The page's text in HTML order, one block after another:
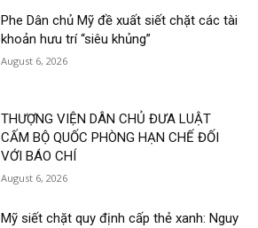
Phe Dân chủ Mỹ đề xuất siết chặt các tài
khoản hưu trí “siêu khủng”
August 6, 2026
THƯỢNG VIỆN DÂN CHỦ ĐƯA LUẬT
CẤM BỘ QUỐC PHÒNG HẠN CHẾ ĐỐI
VỚI BÁO CHÍ
August 6, 2026
Mỹ siết chặt quy định cấp thẻ xanh: Nguy